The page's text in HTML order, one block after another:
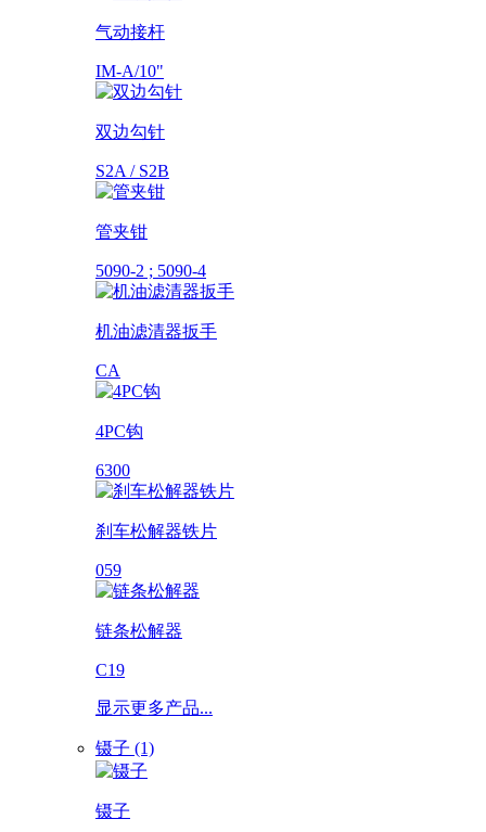
气动接杆
IM-A/10"
双边勾针
S2A / S2B
管夹钳
5090-2 ; 5090-4
机油滤清器扳手
CA
4PC钩
6300
刹车松解器铁片
059
链条松解器
C19
显示更多产品...
镊子 (1)
镊子